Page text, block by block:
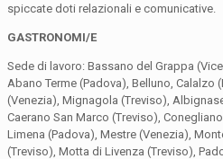
spiccate doti relazionali e comunicative.
GASTRONOMI/E
Sede di lavoro: Bassano del Grappa
Abano Terme (Padova), Belluno, Calalzo
(Venezia), Mignagola (Treviso),
Caerano San Marco (Treviso), Conegliano
Limena (Padova), Mestre (Venezia),
(Treviso), Motta di Livenza (Treviso),